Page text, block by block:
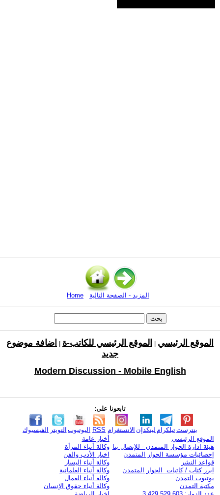
Home المزيد - الصفحة التالية
الموقع الرئيسي الموقع الرئيسي للكاتب-ة
اضافة موضوع
جديد
Modern Discussion - Mobile English
تابعونا على:
الفيسبوك التويتر اليوتيوب RSS الانستغرام لينكدإن تيلكرامبنترست
الموقع الرئيسي
هيئة ادارة الحوار المتمدن - للإتصال بنا
إحصائيات مؤسسة الحوار المتمدن
قواعد النشر
ابرز كتاب / كاتبات الحوار المتمدن
يوتيوب التمدن
مكتبة التمدن
أخبار عامة
وكالة أنباء المرأة
اخبار الأدب والفن
وكالة أنباء اليسار
وكالة أنباء العلمانية
وكالة أنباء العمال
وكالة أنباء حقوق الإنسان